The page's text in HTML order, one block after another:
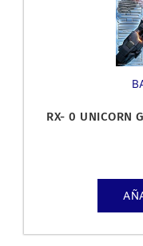
RX- 0 UNICORN